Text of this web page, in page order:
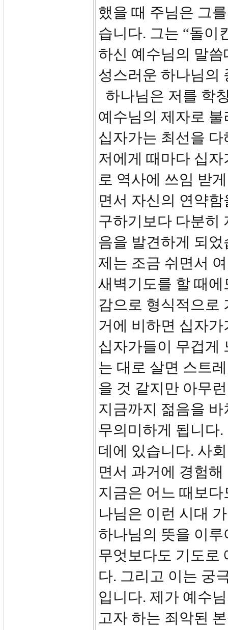
했을 때 주님은 그
습니다. 그는 “돌이
하신 예수님의 말
성스러운 하나님의
하나님은 저를 학
예수님의 제자로
십자가는 최선을
저에게 때마다 십
로 역사에 쓰임 받
면서 자신의 연약
구하기보다 다분히
음을 발견하게 되
제는 조금 쉬면서
새벽기도를 할 때
감으로 형식적으로
거에 비하면 십자
십자가들이 무겁게
는 대로 살면 스트
을 것 같지만 아무
지금까지 젊음을
무의미하게 됩니다
데에 있습니다. 사
면서 과거에 경험
지금은 어느 때보
나님은 이런 시대
하나님의 뜻을 이
무엇보다도 기도로
다. 그리고 이는 궁
입니다. 제가 예수
고자 하는 죄악된